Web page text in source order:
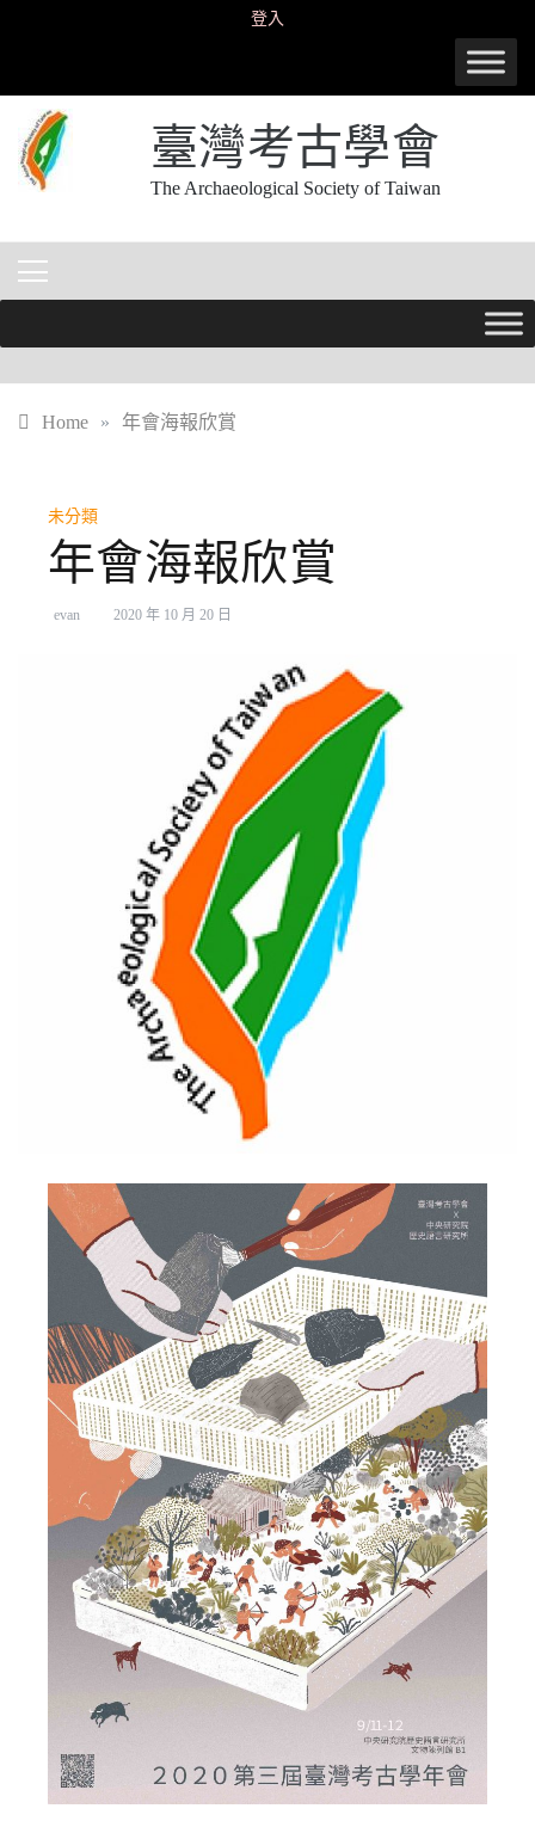
登入
臺灣考古學會
The Archaeological Society of Taiwan
Home » 年會海報欣賞
未分類
年會海報欣賞
evan 2020 年 10 月 20 日